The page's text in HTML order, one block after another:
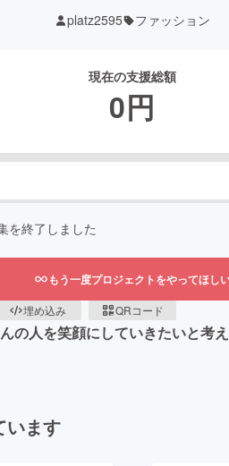
platz2595 ファッション
現在の支援総額
0円
を終了しました
もう一度プロジェクトをやってほし
埋め込み QRコード
の人を笑顔にしていきたいと考
います